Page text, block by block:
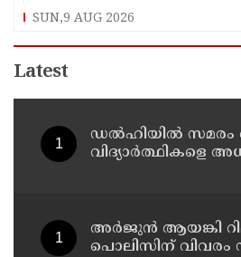
സീനിയര്‍ ക്ലര്‍ക്ക് മരിച്ചു
SUN,9 AUG 2026
Latest
ഡൽഹിയിൽ സമരം
വിദ്യാർത്ഥികളെ
അര്‍ജുന്‍ ആയങ്കി
പൊലിസിന് വിവരം